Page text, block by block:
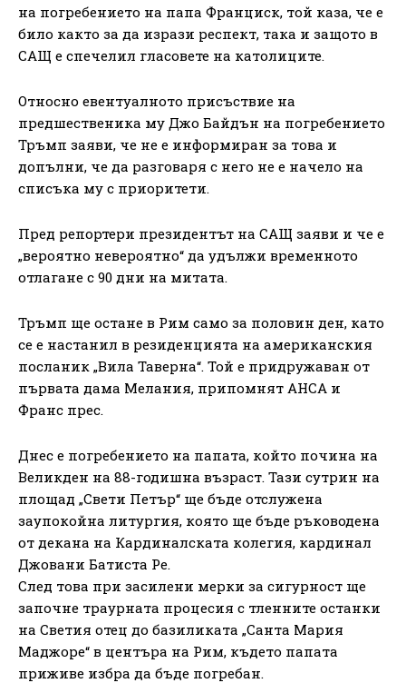
на погребението на папа Франциск, той каза, че е
било както за да изрази респект, така и защото в
САЩ е спечелил гласовете на католиците.
Относно евентуалното присъствие на
предшественика му Джо Байдън на погребението
Тръмп заяви, че не е информиран за това и
допълни, че да разговаря с него не е начело на
списъка му с приоритети.
Пред репортери президентът на САЩ заяви и че е
„вероятно невероятно“ да удължи временното
отлагане с 90 дни на митата.
Тръмп ще остане в Рим само за половин ден, като
се е настанил в резиденцията на американския
посланик „Вила Таверна“. Той е придружаван от
първата дама Мелания, припомнят АНСА и
Франс прес.
Днес е погребението на папата, който почина на
Великден на 88-годишна възраст. Тази сутрин на
площад „Свети Петър“ ще бъде отслужена
заупокойна литургия, която ще бъде ръководена
от декана на Кардиналската колегия, кардинал
Джовани Батиста Ре.
След това при засилени мерки за сигурност ще
започне траурната процесия с тленните останки
на Светия отец до базиликата „Санта Мария
Маджоре“ в центъра на Рим, където папата
приживе избра да бъде погребан.